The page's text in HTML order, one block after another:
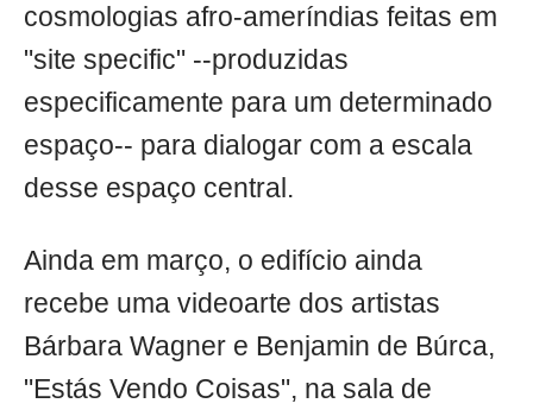
cosmologias afro-ameríndias feitas em
"site specific" --produzidas
especificamente para um determinado
espaço-- para dialogar com a escala
desse espaço central.
Ainda em março, o edifício ainda
recebe uma videoarte dos artistas
Bárbara Wagner e Benjamin de Búrca,
"Estás Vendo Coisas", na sala de